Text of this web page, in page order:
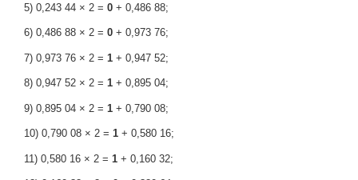
5) 0,243 44 × 2 = 0+ 0,486 88;
6) 0,486 88 × 2 = 0+ 0,973 76;
7) 0,973 76 × 2 = 1+ 0,947 52;
8) 0,947 52 × 2 = 1+ 0,895 04;
9) 0,895 04 × 2 = 1+ 0,790 08;
10) 0,790 08 × 2 = 1+ 0,580 16;
11) 0,580 16 × 2 = 1+ 0,160 32;